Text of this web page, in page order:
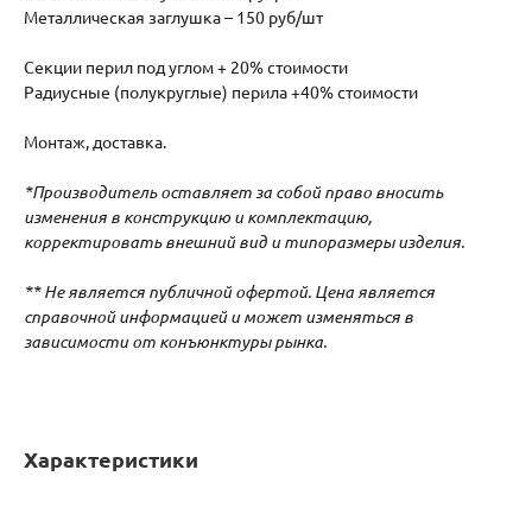
Металлическая заглушка – 150 руб/шт
Секции перил под углом + 20% стоимости
Радиусные (полукруглые) перила +40% стоимости
Монтаж, доставка.
*Производитель оставляет за собой право вносить
изменения в конструкцию и комплектацию,
корректировать внешний вид и типоразмеры изделия.
** Не является публичной офертой. Цена является
справочной информацией и может изменяться в
зависимости от конъюнктуры рынка.
Характеристики